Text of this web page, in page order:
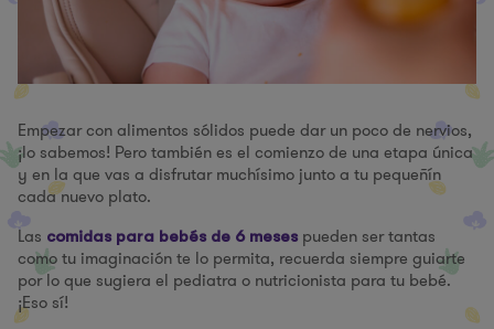
Empezar con alimentos sólidos puede dar un poco de nervios,
¡lo sabemos! Pero también es el comienzo de una etapa única
y en la que vas a disfrutar muchísimo junto a tu pequeñín
cada nuevo plato.
Las comidas para bebés de 6 meses pueden ser tantas
como tu imaginación te lo permita, recuerda siempre guiarte
por lo que sugiera el pediatra o nutricionista para tu bebé.
¡Eso sí!